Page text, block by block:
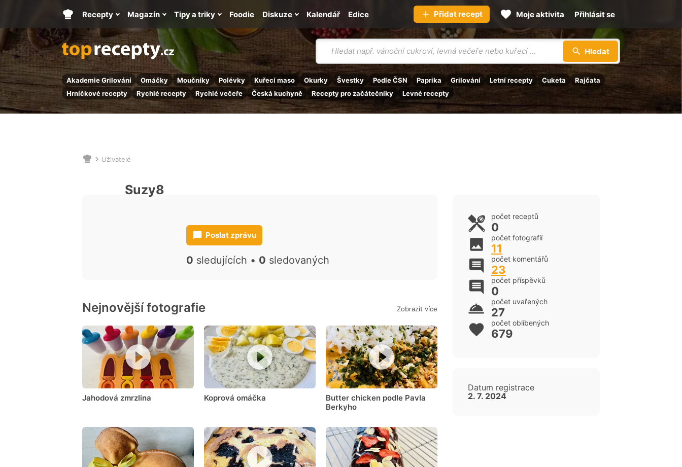
Vyhledávání
Hledat
Akademie Grilování Omáčky Moučníky Polévky Kuřecí maso Okurky Švestky Podle ČSN Paprika Grilování Letní recepty Cuketa
Rajčata
Hrníčkové recepty
Rychlé recepty Rychlé večeře Česká kuchyně Recepty pro začátečníky Levné recepty
Hlavní
stránka
Recepty Magazín Tipy a triky Kalendář
Foodie Diskuze Edice Přidat recept Moje aktivita Přihlásit se
NacházíteUživatelé
Suzy8
Poslat zprávu
0 sledujících • 0 sledovaných
Nejnovější fotografie Zobrazit více
Jahodová zmrzlina Koprová omáčka
Butter chicken podle Pavla
Berkyho
počet receptů
0
počet fotografií
11
počet komentářů
23
počet příspěvků
0
počet uvařených
27
počet oblíbených
679
Datum registrace
2. 7. 2024